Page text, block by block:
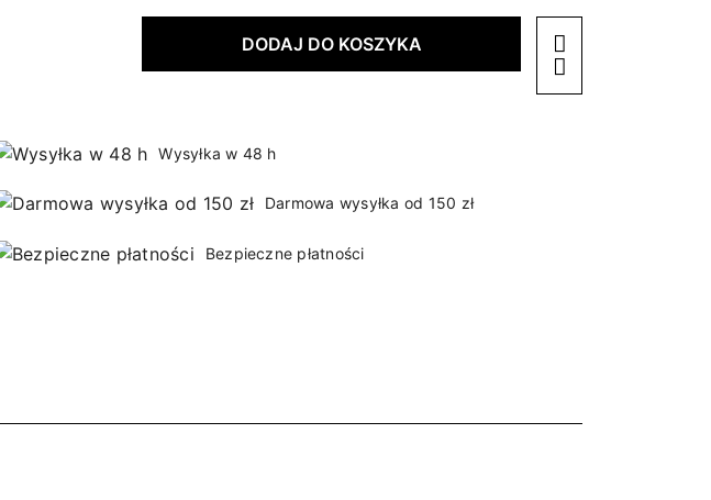
DODAJ DO KOSZYKA
Wysyłka w 48 h
Darmowa wysyłka od 150 zł
Bezpieczne płatności